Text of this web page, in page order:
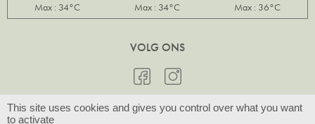
Max : 34°C
Max : 34°C
Max : 36°C
VOLG ONS
This site uses cookies and gives you control over what you want
to activate